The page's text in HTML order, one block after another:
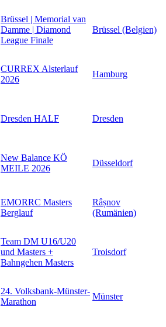
Brüssel | Memorial van
Damme | Diamond
League Finale
Brüssel (Belgien)
CURREX Alsterlauf
2026
Hamburg
Dresden HALF Dresden
New Balance KÖ
MEILE 2026
Düsseldorf
EMORRC Masters
Berglauf
Râșnov
(Rumänien)
Team DM U16/U20
und Masters +
Bahngehen Masters
Troisdorf
24. Volksbank-Münster-
Marathon
Münster